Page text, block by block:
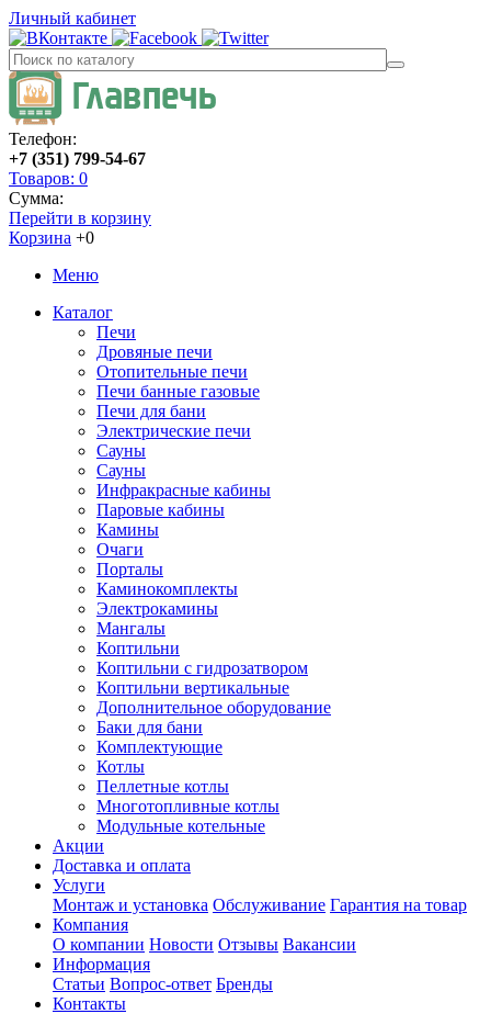
Личный кабинет
Телефон:
+7 (351) 799-54-67
Товаров: 0
Сумма:
Перейти в корзину
Корзина +0
Меню
Каталог
Печи
Дровяные печи
Отопительные печи
Печи банные газовые
Печи для бани
Электрические печи
Сауны
Сауны
Инфракрасные кабины
Паровые кабины
Камины
Очаги
Порталы
Каминокомплекты
Электрокамины
Мангалы
Коптильни
Коптильни с гидрозатвором
Коптильни вертикальные
Дополнительное оборудование
Баки для бани
Комплектующие
Котлы
Пеллетные котлы
Многотопливные котлы
Модульные котельные
Акции
Доставка и оплата
Услуги
Монтаж и установка Обслуживание Гарантия на товар
Компания
О компании Новости Отзывы Вакансии
Информация
Статьи Вопрос-ответ Бренды
Контакты